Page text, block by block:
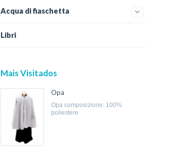
Acqua di fiaschetta
Libri
Mais Visitados
Opa
opa composizione: 100%
poliestere